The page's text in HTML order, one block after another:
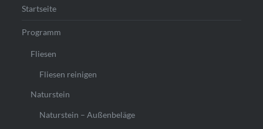
Startseite
Programm
Fliesen
Fliesen reinigen
Naturstein
Naturstein – Außenbeläge